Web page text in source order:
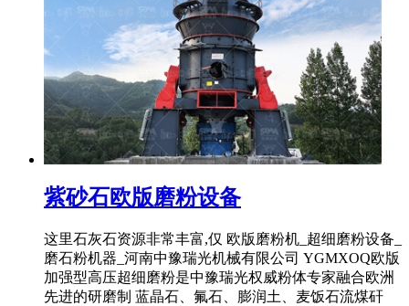
紫砂石欧版磨粉设备
这里石灰石资源非常丰富,仅 欧版磨粉机_超细磨粉设备_
磨石粉机器_河南中豫瑞光机械有限公司 YGMXOQ欧版
加强型高压超细磨粉是中豫瑞光权威粉体专家融合欧洲
先进的研磨制 蓝晶石、氟石、膨润土、麦饭石流煤矸